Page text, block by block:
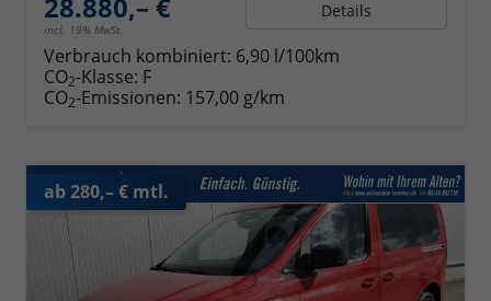
incl. 19% MwSt.
Details
Verbrauch kombiniert: 6,90 l/100km
CO2-Klasse: F
CO2-Emissionen: 157,00 g/km
ab 280,– € mtl.